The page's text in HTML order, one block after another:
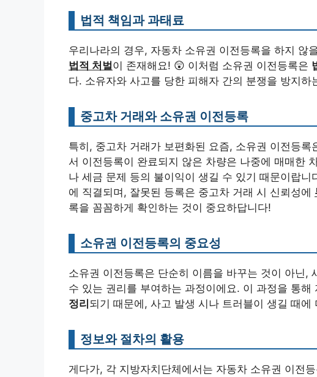
법적 책임과 과태료
우리나라의 경우, 자동차 소유권 이전등록을 하지 않
법적 처벌이 존재해요! 😲 이처럼 소유권 이전등록은
다. 소유자와 사고를 당한 피해자 간의 분쟁을 방지하
중고차 거래와 소유권 이전등록
특히, 중고차 거래가 보편화된 요즘, 소유권 이전등
서 이전등록이 완료되지 않은 차량은 나중에 매매한
나 세금 문제 등의 불이익이 생길 수 있기 때문이랍
에 직결되며, 잘못된 등록은 중고차 거래 시 신뢰성에
록을 꼼꼼하게 확인하는 것이 중요하답니다!
소유권 이전등록의 중요성
소유권 이전등록은 단순히 이름을 바꾸는 것이 아닌,
수 있는 권리를 부여하는 과정이에요. 이 과정을 통해
정리되기 때문에, 사고 발생 시나 트러블이 생길 때
정보와 절차의 활용
게다가, 각 지방자치단체에서는 자동차 소유권 이전